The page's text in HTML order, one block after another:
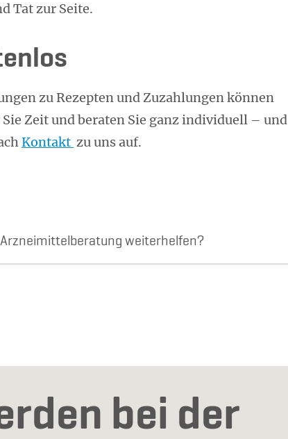
Tat zur Seite.
zu Rezepten und Zuzahlungen können
Zeit und beraten Sie ganz individuell – und
Kontakt zu uns auf.
weiterhelfen?
bei der